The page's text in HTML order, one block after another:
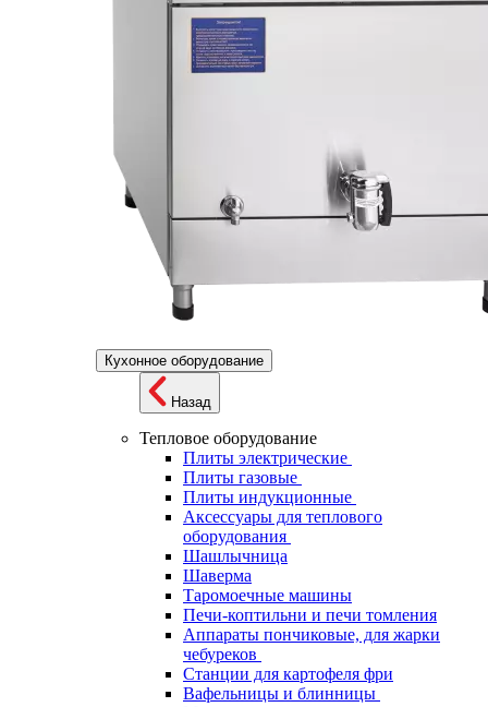
Кухонное оборудование
Назад
Тепловое оборудование
Плиты электрические
Плиты газовые
Плиты индукционные
Аксессуары для теплового
оборудования
Шашлычница
Шаверма
Таромоечные машины
Печи-коптильни и печи томления
Аппараты пончиковые, для жарки
чебуреков
Станции для картофеля фри
Вафельницы и блинницы